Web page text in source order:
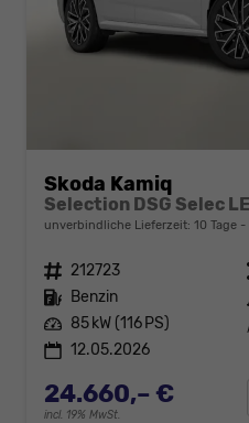
Skoda Kamiq
unverbindliche Lieferzeit: 10 Tage
Fahrzeugnr. 212723
Kraftstoff Benzin
Leistung 85 kW (116 PS)
12.05.2026
24.660,– €
incl. 19% MwSt.